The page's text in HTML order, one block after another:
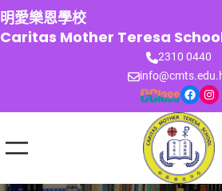
跳
至
主
明愛樂恩學校
Caritas Mother Teresa
2310 0440
Facebook Instagram